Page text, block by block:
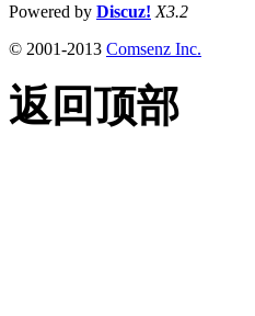
Powered by Discuz! X3.2
© 2001-2013 Comsenz Inc.
返回顶部